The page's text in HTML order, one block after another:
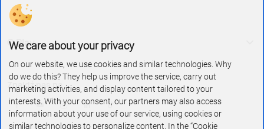
O Play
Znajdź nas na
We care about your privacy
On our website, we use cookies and similar technologies. Why
do we do this? They help us improve the service, carry out
marketing activities, and display content tailored to your
interests. With your consent, our partners may also access
information about your use of our service, using cookies or
similar technologies to personalize content. In the “Cookie